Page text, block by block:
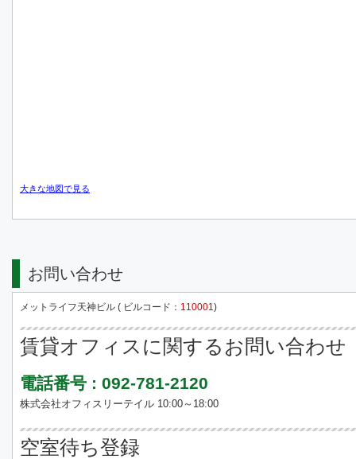
大きな地図で見る
お問い合わせ
メットライフ天神ビル ( ビルコード： 110001)
賃貸オフィスに関するお問い合わせ
電話番号 : 092-781-2120
株式会社オフィスリーテイル 10:00～18:00
空室待ち登録